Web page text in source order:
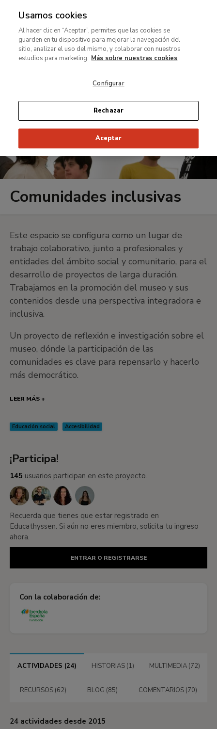
MENÚ
contenido
principal
Comunidades inclusivas
Este espacio se configura como un lugar de
trabajo colaborativo, junto a profesionales y
entidades del ámbito social y comunitario, para el
desarrollo de proyectos de larga duración.
Trabajamos en la promoción del museo y sus
contenidos desde una perspectiva integradora e
inclusiva.
Un proyecto de reflexión e investigación sobre el
museo, dónde la participación de las
comunidades es clave para repensarlo y hacerlo
más democrático.
LEER MÁS +
Educación social Accesibilidad
¡Participa!
145 usuarios participan en este proyecto.
Recuerda que tienes que estar registrado en
Educathyssen. Si aún no eres miembro, solicita tu ingreso
ahora.
ENTRAR O REGISTRARSE
Con la colaboración de:
ACTIVIDADES (24) HISTORIAS (1) MULTIMEDIA (72)
RECURSOS (62) BLOG (85) COMENTARIOS (70)
24 actividades desde 2015
Usamos cookies
Al hacer clic en “Aceptar”, permites que las cookies se
guarden en tu dispositivo para mejorar la navegación del
sitio, analizar el uso del mismo, y colaborar con nuestros
estudios para marketing. Más sobre nuestras cookies
Configurar
Rechazar
Aceptar